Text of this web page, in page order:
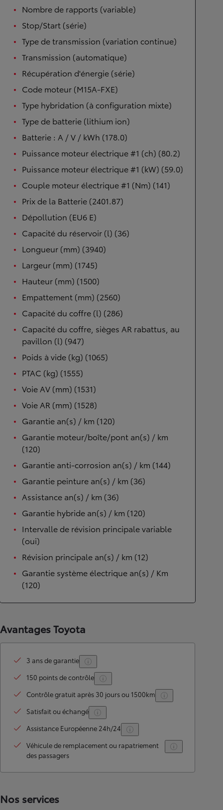
Nombre de rapports (variable)
Stop/Start (série)
Type de transmission (variation continue)
Transmission (automatique)
Récupération d'énergie (série)
Code moteur (M15A-FXE)
Type hybridation (à configuration mixte)
Type de batterie (lithium ion)
Batterie : A / V / kWh (178.0)
Puissance moteur électrique #1 (ch) (80.2)
Puissance moteur électrique #1 (kW) (59.0)
Couple moteur électrique #1 (Nm) (141)
Prix de la Batterie (2401.87)
Dépollution (EU6 E)
Capacité du réservoir (l) (36)
Longueur (mm) (3940)
Largeur (mm) (1745)
Hauteur (mm) (1500)
Empattement (mm) (2560)
Capacité du coffre (l) (286)
Capacité du coffre, sièges AR rabattus, au
pavillon (l) (947)
Poids à vide (kg) (1065)
PTAC (kg) (1555)
Voie AV (mm) (1531)
Voie AR (mm) (1528)
Garantie an(s) / km (120)
Garantie moteur/boîte/pont an(s) / km
(120)
Garantie anti-corrosion an(s) / km (144)
Garantie peinture an(s) / km (36)
Assistance an(s) / km (36)
Garantie hybride an(s) / km (120)
Intervalle de révision principale variable
(oui)
Révision principale an(s) / km (12)
Garantie système électrique an(s) / Km
(120)
Avantages Toyota
3 ans de garantie
150 points de contrôle
Contrôle gratuit après 30 jours ou 1500km
Satisfait ou échangé
Assistance Européenne 24h/24
Véhicule de remplacement ou rapatriement
des passagers
Nos services